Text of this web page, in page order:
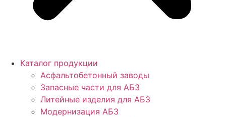
Каталог продукции
Асфальтобетонный заводы
Запасные части для АБЗ
Литейные изделия для АБЗ
Модернизация АБЗ